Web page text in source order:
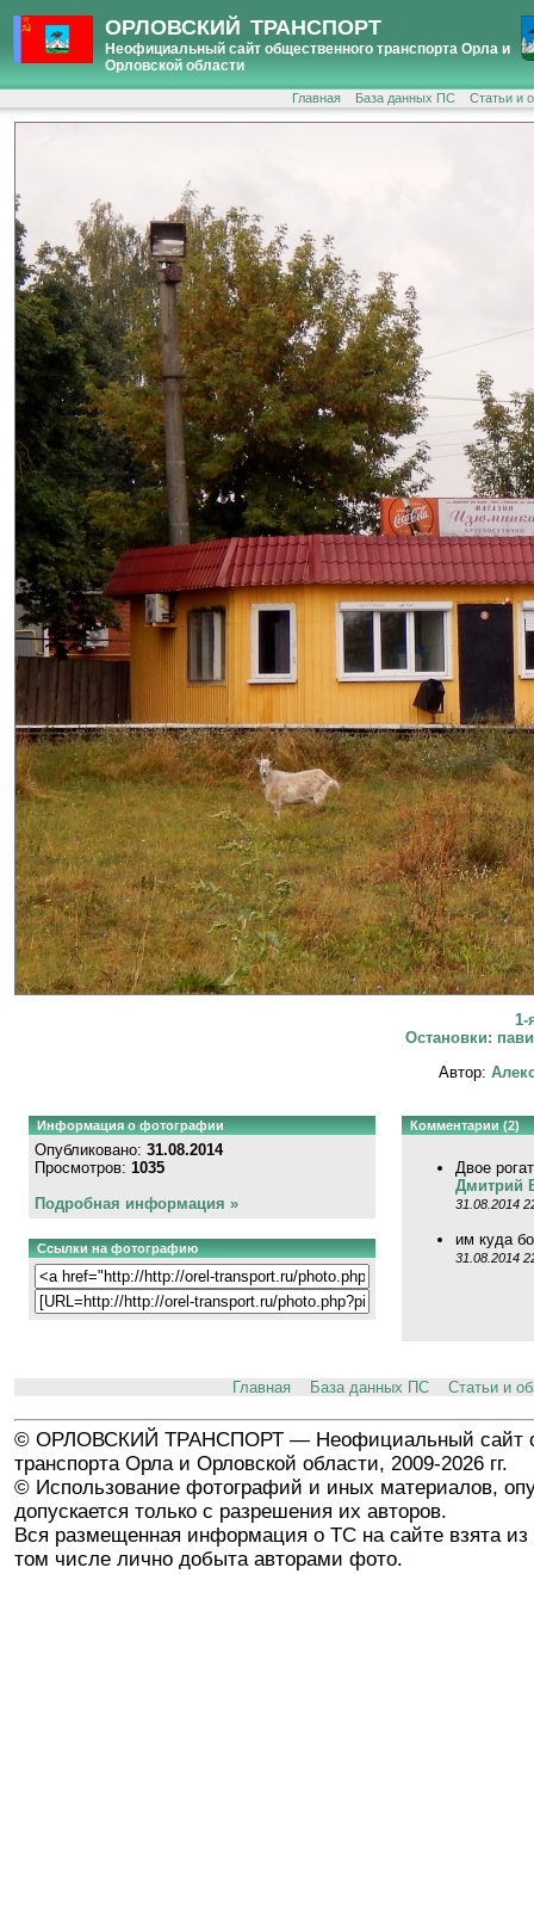
ОРЛОВСКИЙ ТРАНСПОРТ
Неофициальный сайт общественного транспорта Орла и
Орловской области
Главная База данных ПС Статьи и
1-
Остановки:
Автор:
Информация о фотографии
Опубликовано: 31.08.2014
Просмотров: 1035
Подробная информация »
Ссылки на фотографию
Комментарии (2)
Двое
Дмитрий
31.08.2014
им куда
31.08.2014
Главная База данных ПС Статьи и
© ОРЛОВСКИЙ ТРАНСПОРТ — Неофициальный сайт
транспорта Орла и Орловской области, 2009-2026 гг.
© Использование фотографий и иных материалов,
допускается только с разрешения их авторов.
Вся размещенная информация о ТС на сайте взята из
том числе лично добыта авторами фото.